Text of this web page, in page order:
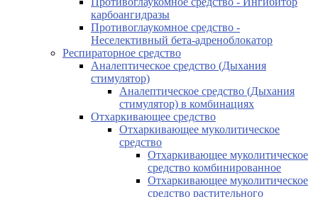
карбоангидразы
Противоглаукомное средство -
Неселективный бета-адреноблокатор
Респираторное средство
Аналептическое средство (Дыхания
стимулятор)
Аналептическое средство (Дыхания
стимулятор) в комбинациях
Отхаркивающее средство
Отхаркивающее муколитическое
средство
Отхаркивающее муколитическое
средство комбинированное
Отхаркивающее муколитическое
средство растительного